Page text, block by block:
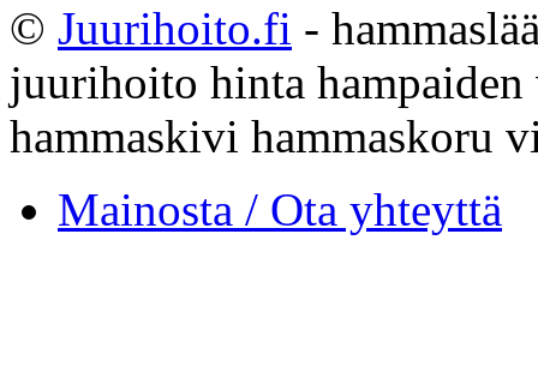
© Juurihoito.fi -
juurihoito hinta hampaiden
hammaskivi hammaskoru
Mainosta / Ota yhteyttä